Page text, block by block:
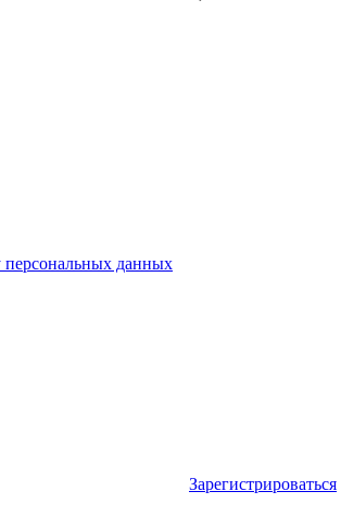
персональных данных
Зарегистрироваться